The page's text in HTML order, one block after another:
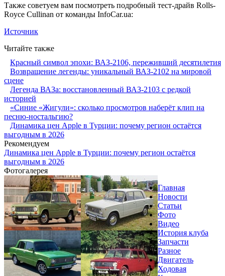
Также советуем вам посмотреть подробный тест-драйв Rolls-
Royce Cullinan от команды InfoCar.ua:
Источник
Читайте также
Красный символ эпохи: ВАЗ-2106, переживший десятилетия
Возвращение легенды: уникальный ВАЗ-2102 на мировой
сцене
Легенда ВАЗа: восстановленный ВАЗ-2103 с редкой
историей
«Синие «Жигули»: сколько просмотров наберёт клип на
песню-ностальгию?
Динамика цен Apple в Турции: почему регион остаётся
выгодным в 2026
Рекомендуем
Динамика цен Apple в Турции: почему регион остаётся
выгодным в 2026
Фотогалерея
Главная
Новости
Статьи
Фото
Видео
История клуба
Запчасти
Разное
Двигатель
Ходовая